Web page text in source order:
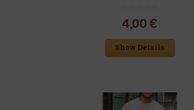
4,00 €
Show Details